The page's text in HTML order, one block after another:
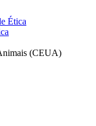
Ética
(CEUA)